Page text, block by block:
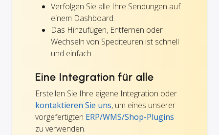
Verfolgen Sie alle Ihre Sendungen auf
einem Dashboard.
Das Hinzufügen, Entfernen oder
Wechseln von Spediteuren ist schnell
und einfach.
Eine Integration für alle
Erstellen Sie Ihre eigene Integration oder
kontaktieren Sie uns, um eines unserer
vorgefertigten ERP/WMS/Shop-Plugins
zu verwenden.